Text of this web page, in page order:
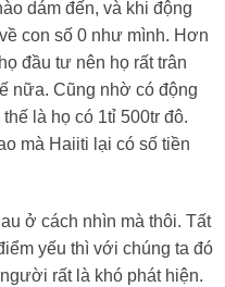
dám đến, và khi động
con số 0 như mình. Hơn
đầu tư nên họ rất trân
nữa. Cũng nhờ có động
là họ có 1tỉ 500tr đô.
mà Haiiti lại có số tiền
ở cách nhìn mà thôi. Tất
yếu thì với chúng ta đó
rất là khó phát hiện.